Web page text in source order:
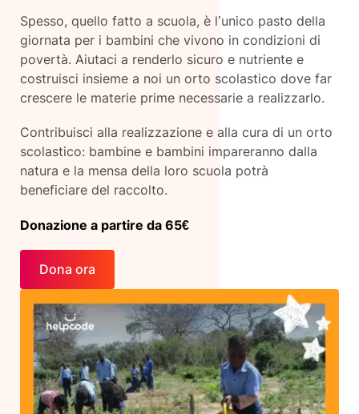
Spesso, quello fatto a scuola, è l’unico pasto della
giornata per i bambini che vivono in condizioni di
povertà. Aiutaci a renderlo sicuro e nutriente e
costruisci insieme a noi un orto scolastico dove far
crescere le materie prime necessarie a realizzarlo.
Contribuisci alla realizzazione e alla cura di un orto
scolastico: bambine e bambini impareranno dalla
natura e la mensa della loro scuola potrà
beneficiare del raccolto.
Donazione a partire da 65€
Dona ora